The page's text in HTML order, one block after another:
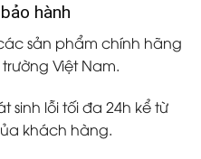
hành
sản phẩm chính hãng
Việt Nam.
sinh lỗi tối đa 24h kể từ
khách hàng.